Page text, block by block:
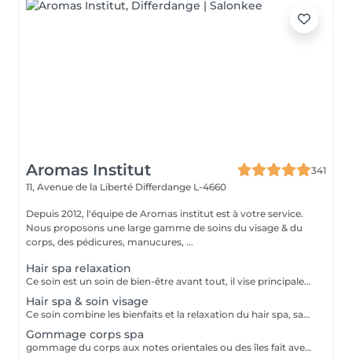
Aromas Institut
341
11, Avenue de la Liberté Differdange L-4660
Depuis 2012, l'équipe de Aromas institut est à votre service.
Nous proposons une large gamme de soins du visage & du
corps, des pédicures, manucures, ...
Hair spa relaxation
Ce soin est un soin de bien-être avant tout, il vise principalement à rééquilibrer l'harmonie du corps par des techniques et des pressions de massage au niveau du cuir chevelu, de la nuque et des épaules . Les huiles utilisées sont essentiellement là pour traiter les différentes caractéristiques de votre cuir chevelu et vos cheveux, merci de nous informer en cas d'allergie. Ce soin inclut des huiles essentielles, il est important de nous prévenir en cas de grossesse ou d'allergie. Déroulement du soin ; pose d'une huile spécifique gommage du cuir chevelu bain de vapeur et massage crânien masque des cheveux séchage Ce soin ne comprend pas de coiffure, ni de brushing à la fin du soin, uniquement un séchage.
Hair spa & soin visage
Ce soin combine les bienfaits et la relaxation du hair spa, savourez un soin du cuir chevelu associé à un massage de la nuque, des épaules et de la tête en traitant vous peau en même temps. Ce soin ne comprend pas de coiffure à la fin, ni de brushing, uniquement un séchage.
Gommage corps spa
gommage du corps aux notes orientales ou des îles fait avec une douche. Nous vous prions de bien vouloir respecter votre rendez-vous. En prenant rendez-vous, vous occupez une place, dont une autre personne aurait éventuellement besoin. Tout rendez-vous non annulé 24h en avance, est susceptible d'être facturé. (Si vous ne pouvez pas vous présenter à votre RDV, proposez-le éventuellement à un proche ou à un ami) Toute l'équipe de Aromas Institut vous remercie pour votre respect et votre compréhension.